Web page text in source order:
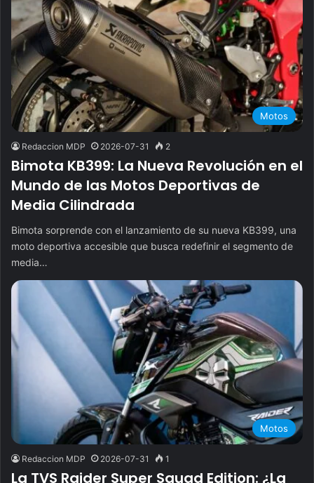
Motos
Redaccion MDP 2026-07-31 2
Bimota KB399: La Nueva Revolución en el
Mundo de las Motos Deportivas de
Media Cilindrada
Bimota sorprende con el lanzamiento de su nueva KB399, una
moto deportiva accesible que busca redefinir el segmento de
media…
Motos
Redaccion MDP 2026-07-31 1
La TVS Raider Super Squad Edition: ¿La